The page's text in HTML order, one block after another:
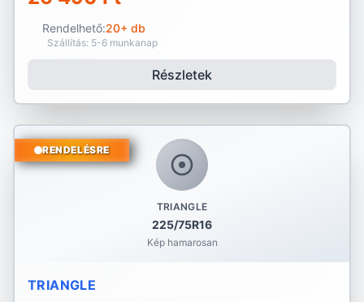
Rendelhető:20+ db
Szállítás: 5-6 munkanap
Részletek
TRIANGLE
225/75R16
Kép hamarosan
RENDELÉSRE
TRIANGLE